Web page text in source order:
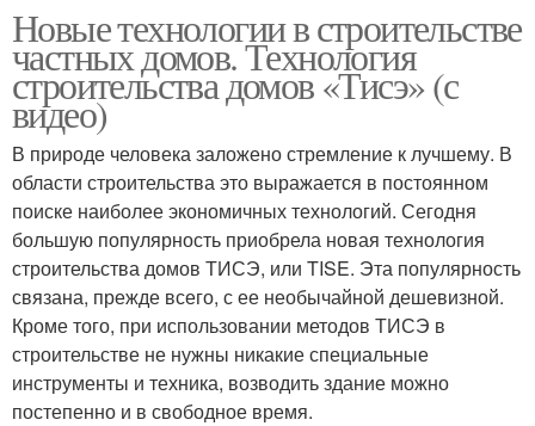
Новые технологии в строительстве
частных домов. Технология
строительства домов «Тисэ» (с
видео)
В природе человека заложено стремление к лучшему. В
области строительства это выражается в постоянном
поиске наиболее экономичных технологий. Сегодня
большую популярность приобрела новая технология
строительства домов ТИСЭ, или TISE. Эта популярность
связана, прежде всего, с ее необычайной дешевизной.
Кроме того, при использовании методов ТИСЭ в
строительстве не нужны никакие специальные
инструменты и техника, возводить здание можно
постепенно и в свободное время.